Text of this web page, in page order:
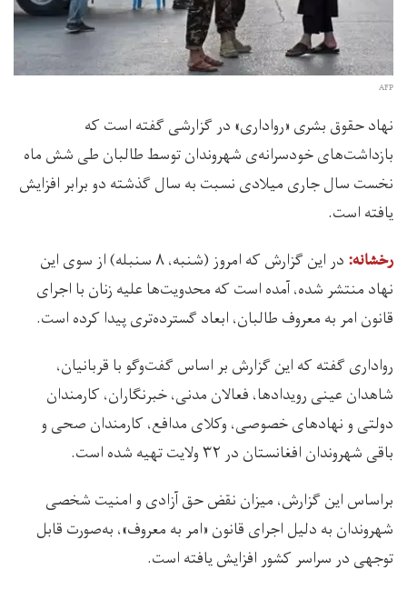
AFP
نهاد حقوق بشری «رواداری» در گزارشی گفته است که
بازداشت‌های خودسرانه‌ی شهروندان توسط طالبان طی شش ماه
نخست سال جاری میلادی نسبت به سال گذشته دو برابر افزایش
یافته است.
رخشانه:
در این گزارش که امروز (شنبه، ۸ سنبله) از سوی این
نهاد منتشر شده، آمده است که محدویت‌ها علیه زنان با اجرای
قانون امر به معروف طالبان، ابعاد گسترده‌تری پیدا کرده است.
رواداری گفته که این گزارش بر اساس گفت‌وگو با قربانیان،
شاهدان عینی رویدادها، فعالان مدنی، خبرنگاران، کارمندان
دولتی و نهادهای خصوصی، وکلای مدافع، کارمندان صحی و
باقی شهروندان افغانستان در ۳۲ ولایت تهیه شده است.
براساس این گزارش، میزان نقض حق آزادی و امنیت شخصی
شهروندان به دلیل اجرای قانون «امر به معروف»، به‌صورت قابل
توجهی در سراسر کشور افزایش یافته است.